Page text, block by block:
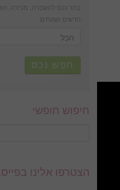
בחר נכס להשכרה, מכירה,
חדשים ושטחים
חפש נכס
חיפוש חופשי
הצטרפו אלינו